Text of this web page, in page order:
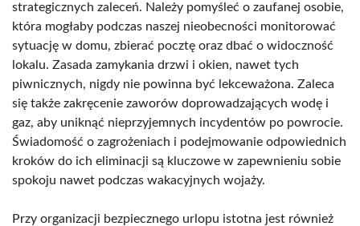
strategicznych zaleceń. Należy pomyśleć o zaufanej osobie,
która mogłaby podczas naszej nieobecności monitorować
sytuację w domu, zbierać pocztę oraz dbać o widoczność
lokalu. Zasada zamykania drzwi i okien, nawet tych
piwnicznych, nigdy nie powinna być lekceważona. Zaleca
się także zakręcenie zaworów doprowadzających wodę i
gaz, aby uniknąć nieprzyjemnych incydentów po powrocie.
Świadomość o zagrożeniach i podejmowanie odpowiednich
kroków do ich eliminacji są kluczowe w zapewnieniu sobie
spokoju nawet podczas wakacyjnych wojaży.
Przy organizacji bezpiecznego urlopu istotna jest również